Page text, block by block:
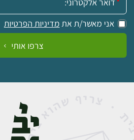
אני מאשר/ת את מדיניות הפרטיות
צרפו אותי